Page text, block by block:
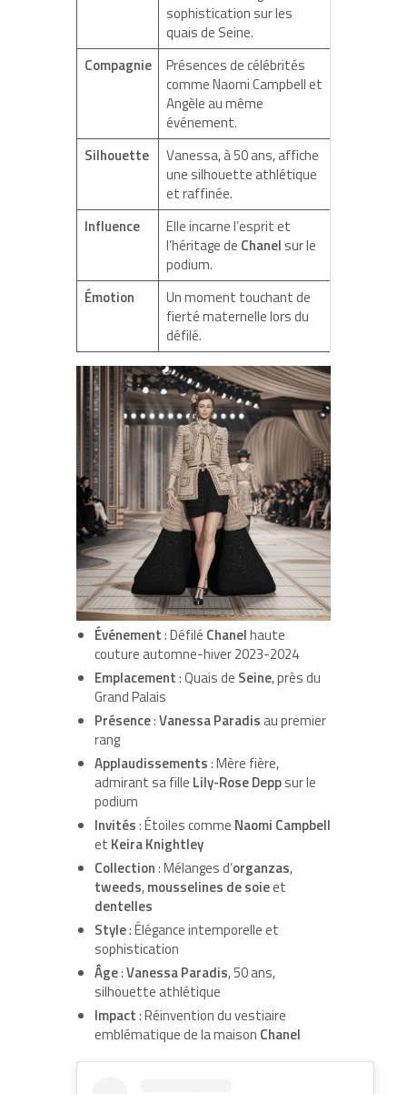
sophistication sur les
quais de Seine.
Compagnie
Présences de célébrités
comme Naomi Campbell et
Angèle au même
événement.
Silhouette
Vanessa, à 50 ans, affiche
une silhouette athlétique
et raffinée.
Influence
Elle incarne l’esprit et
l’héritage de Chanel sur le
podium.
Émotion
Un moment touchant de
fierté maternelle lors du
défilé.
Événement: Défilé Chanelhaute
couture automne-hiver 2023-2024
Emplacement: Quais de Seine, près du
Grand Palais
Présence:Vanessa Paradis au premier
rang
Applaudissements: Mère fière,
admirant sa fille Lily-Rose Deppsur le
podium
Invités: Étoiles comme Naomi Campbell
et Keira Knightley
Collection: Mélanges d’organzas,
tweeds,mousselines de soieet
dentelles
Style: Élégance intemporelle et
sophistication
Âge:Vanessa Paradis, 50 ans,
silhouette athlétique
Impact: Réinvention du vestiaire
emblématique de la maison Chanel